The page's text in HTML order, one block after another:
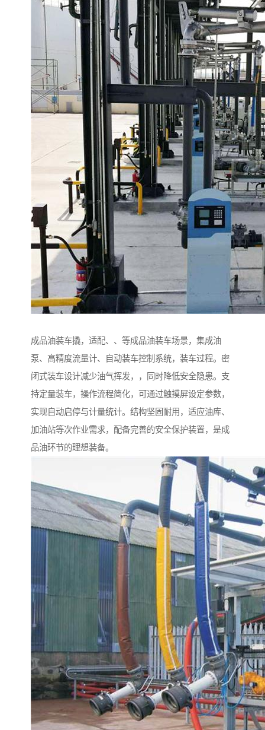
成品油装车撬，适配、、等成品油装车场景，集成油
泵、高精度流量计、自动装车控制系统，装车过程。密
闭式装车设计减少油气挥发，，同时降低安全隐患。支
持定量装车，操作流程简化，可通过触摸屏设定参数，
实现自动启停与计量统计。结构坚固耐用，适应油库、
加油站等次作业需求，配备完善的安全保护装置，是成
品油环节的理想装备。